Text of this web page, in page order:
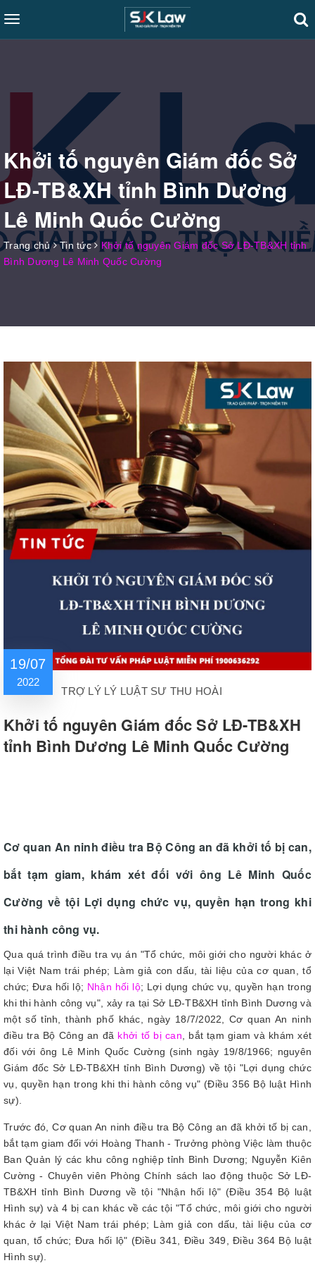
Toggle
navigation
Khởi tố nguyên Giám đốc Sở
LĐ-TB&XH tỉnh Bình Dương
Lê Minh Quốc Cường
Trang chủ Tin tức
Khởi tố nguyên Giám đốc Sở LĐ-TB&XH tỉnh
Bình Dương Lê Minh Quốc Cường
19/07
2022
TRỢ LÝ LÝ LUẬT SƯ THU HOÀI
Khởi tố nguyên Giám đốc Sở LĐ-TB&XH
tỉnh Bình Dương Lê Minh Quốc Cường
Cơ quan An ninh điều tra Bộ Công an đã khởi tố bị can,
bắt tạm giam, khám xét đối với ông Lê Minh Quốc
Cường về tội Lợi dụng chức vụ, quyền hạn trong khi
thi hành công vụ.
Qua quá trình điều tra vụ án "Tổ chức, môi giới cho người khác ở
lại Việt Nam trái phép; Làm giả con dấu, tài liệu của cơ quan, tổ
chức; Đưa hối lộ; Nhận hối lộ; Lợi dụng chức vụ, quyền hạn trong
khi thi hành công vụ", xảy ra tại Sở LĐ-TB&XH tỉnh Bình Dương và
một số tỉnh, thành phố khác, ngày 18/7/2022, Cơ quan An ninh
điều tra Bộ Công an đã khởi tố bị can , bắt tạm giam và khám xét
đối với ông Lê Minh Quốc Cường (sinh ngày 19/8/1966; nguyên
Giám đốc Sở LĐ-TB&XH tỉnh Bình Dương) về tội "Lợi dụng chức
vụ, quyền hạn trong khi thi hành công vụ" (Điều 356 Bộ luật Hình
sự).
Trước đó, Cơ quan An ninh điều tra Bộ Công an đã khởi tố bị can,
bắt tạm giam đối với Hoàng Thanh - Trưởng phòng Việc làm thuộc
Ban Quản lý các khu công nghiệp tỉnh Bình Dương; Nguyễn Kiên
Cường - Chuyên viên Phòng Chính sách lao động thuộc Sở LĐ-
TB&XH tỉnh Bình Dương về tội "Nhận hối lộ" (Điều 354 Bộ luật
Hình sự) và 4 bị can khác về các tội "Tổ chức, môi giới cho người
khác ở lại Việt Nam trái phép; Làm giả con dấu, tài liệu của cơ
quan, tổ chức; Đưa hối lộ" (Điều 341, Điều 349, Điều 364 Bộ luật
Hình sự).